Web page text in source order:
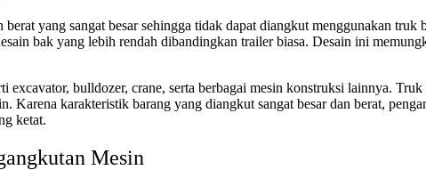
yang sangat besar sehingga tidak dapat diangkut menggunakan
bak yang lebih rendah dibandingkan trailer biasa. Desain ini
excavator, bulldozer, crane, serta berbagai mesin konstruksi lainnya.
Karena karakteristik barang yang diangkut sangat besar dan berat,
ketat.
Mesin